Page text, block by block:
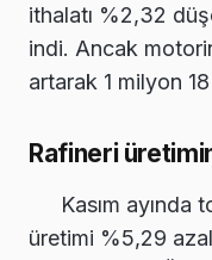
ithalatı %2,32
indi. Ancak
artarak 1 milyon
Rafineri
Kasım ayında
üretimi %5,29